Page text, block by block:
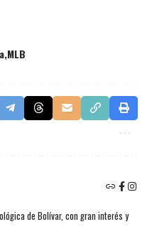
MLB
de Bolívar, con gran interés y